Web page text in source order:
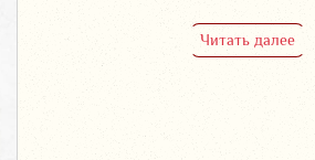
Читать далее